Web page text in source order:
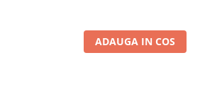
ADAUGA IN COS